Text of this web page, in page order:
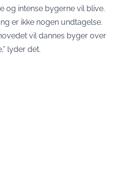
og intense bygerne vil blive.
er ikke nogen undtagelse.
vil dannes byger over
lyder det.